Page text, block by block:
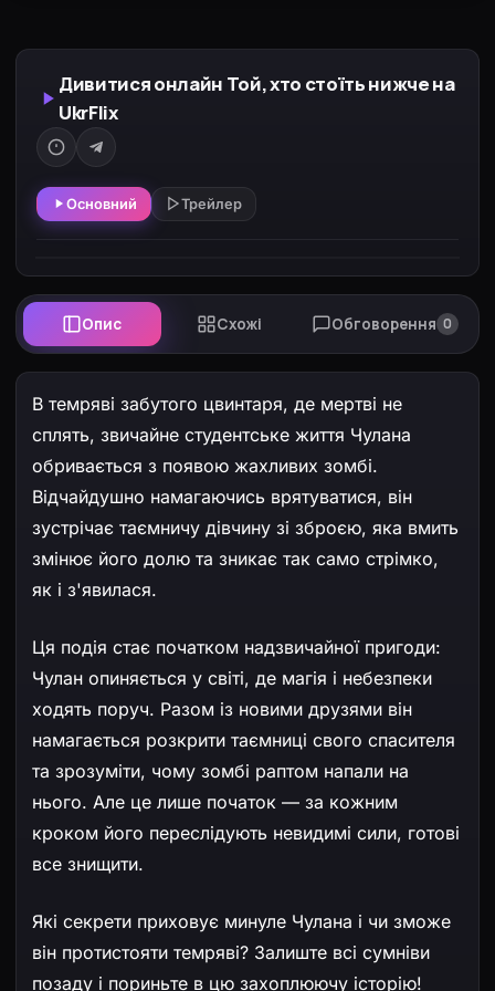
Дивитися онлайн Той, хто стоїть нижче на
UkrFlix
Основний Трейлер
Опис Схожі Обговорення 0
В темряві забутого цвинтаря, де мертві не
сплять, звичайне студентське життя Чулана
обривається з появою жахливих зомбі.
Відчайдушно намагаючись врятуватися, він
зустрічає таємничу дівчину зі зброєю, яка вмить
змінює його долю та зникає так само стрімко,
як і з'явилася.
Ця подія стає початком надзвичайної пригоди:
Чулан опиняється у світі, де магія і небезпеки
ходять поруч. Разом із новими друзями він
намагається розкрити таємниці свого спасителя
та зрозуміти, чому зомбі раптом напали на
нього. Але це лише початок — за кожним
кроком його переслідують невидимі сили, готові
все знищити.
Які секрети приховує минуле Чулана і чи зможе
він протистояти темряві? Залиште всі сумніви
позаду і пориньте в цю захоплюючу історію!